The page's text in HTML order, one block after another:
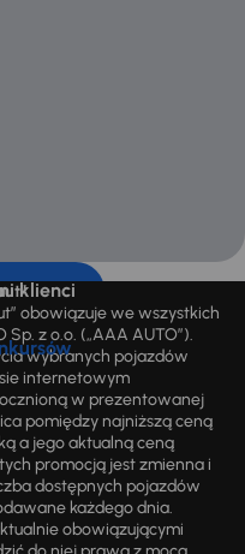
klienci
obowiązuje we wszystkich
z o.o. („AAA AUTO”).
wybranych pojazdów
internetowym
w prezentowanej
pomiędzy najniższą ceną
a jego aktualną ceną
promocją jest zmienna i
dostępnych pojazdów
każdego dnia.
obowiązującymi